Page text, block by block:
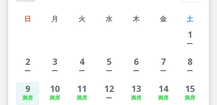
日 月 火 水 木 金 土
1
2 3 4 5 6 7 8
9 10 11 12 13 14 15